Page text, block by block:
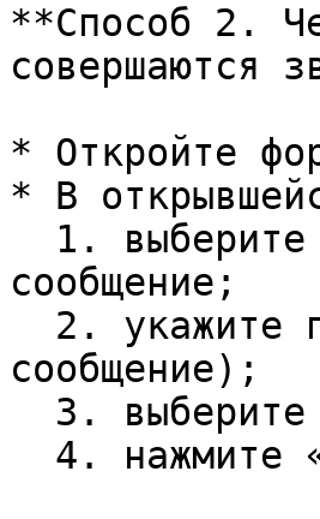
**Способ 2.
совершаются
* Откройте
* В
сообщение;
сообщение);